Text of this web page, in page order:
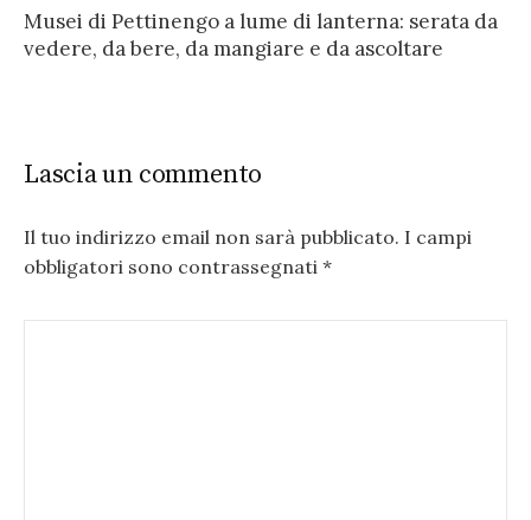
Musei di Pettinengo a lume di lanterna: serata da
vedere, da bere, da mangiare e da ascoltare
Lascia un commento
Il tuo indirizzo email non sarà pubblicato. I campi
obbligatori sono contrassegnati *